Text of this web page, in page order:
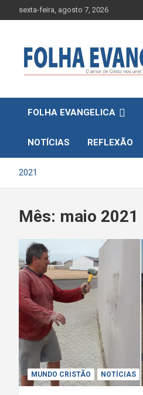
to
sexta-feira, agosto 7, 2026
FOLHA EVANGELICA
NOTÍCIAS REFLEXÃO
2021
Mês: maio 2021
MUNDO CRISTÃO NOTÍCIAS